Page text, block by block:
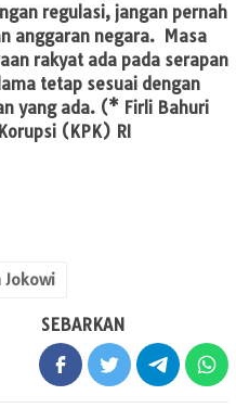
regulasi, jangan pernah
anggaran negara. Masa
rakyat ada pada serapan
tetap sesuai dengan
yang ada. (* Firli Bahuri
(KPK) RI
Jokowi
SEBARKAN